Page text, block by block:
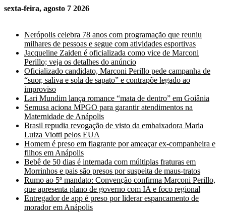
sexta-feira, agosto 7 2026
Nerópolis celebra 78 anos com programação que reuniu
milhares de pessoas e segue com atividades esportivas
Jacqueline Zaiden é oficializada como vice de Marconi
Perillo; veja os detalhes do anúncio
Oficializado candidato, Marconi Perillo pede campanha de
“suor, saliva e sola de sapato” e contrapõe legado ao
improviso
Lari Mundim lança romance “mata de dentro” em Goiânia
Semusa aciona MPGO para garantir atendimentos na
Maternidade de Anápolis
Brasil repudia revogação de visto da embaixadora Maria
Luiza Viotti pelos EUA
Homem é preso em flagrante por ameaçar ex-companheira e
filhos em Anápolis
Bebê de 50 dias é internada com múltiplas fraturas em
Morrinhos e pais são presos por suspeita de maus-tratos
Rumo ao 5º mandato: Convenção confirma Marconi Perillo,
que apresenta plano de governo com IA e foco regional
Entregador de app é preso por liderar espancamento de
morador em Anápolis